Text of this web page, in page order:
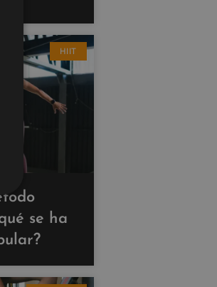
HIIT
se ha